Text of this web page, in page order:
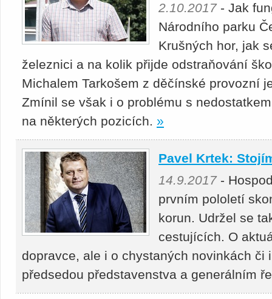
2.10.2017- Jak
Národního parku
Krušných hor, jak
železnici a na kolik přijde odstraňování
Michalem Tarkošem z děčínské provozní
Zmínil se však i o problému s
na některých pozicích. »
Pavel Krtek:
14.9.2017-
prvním pololetí
korun. Udržel se
cestujících. O
dopravce, ale i o chystaných novinkách či
předsedou představenstva a generálním